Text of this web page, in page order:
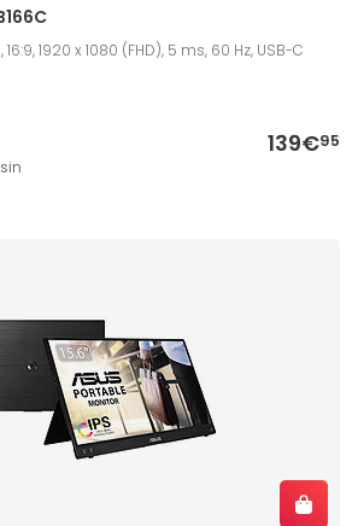
1920 x 1080 (FHD), 5 ms, 60 Hz, USB-C
139€95